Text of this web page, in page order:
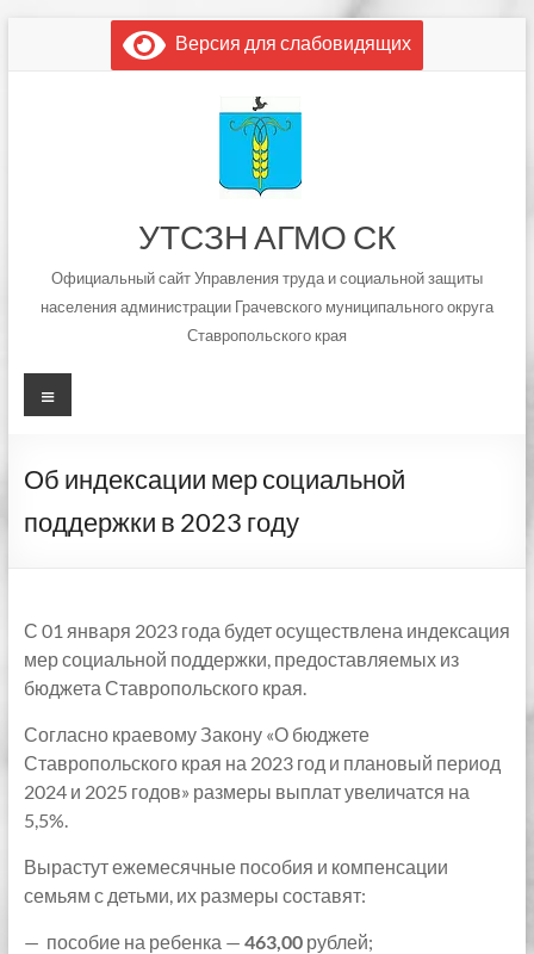
содержимому
Версия для слабовидящих
УТСЗН АГМО СК
Официальный сайт Управления труда и социальной защиты
населения администрации Грачевского муниципального округа
Ставропольского края
Меню
Об индексации мер социальной
поддержки в 2023 году
С 01 января 2023 года будет осуществлена индексация
мер социальной поддержки, предоставляемых из
бюджета Ставропольского края.
Согласно краевому Закону «О бюджете
Ставропольского края на 2023 год и плановый период
2024 и 2025 годов» размеры выплат увеличатся на
5,5%.
Вырастут ежемесячные пособия и компенсации
семьям с детьми, их размеры составят:
— пособие на ребенка — 463,00рублей;